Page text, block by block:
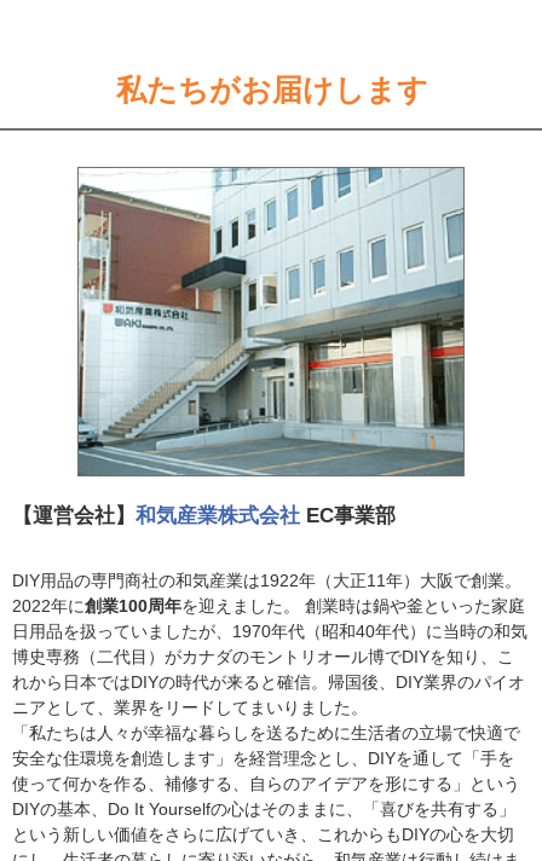
私たちがお届けします
【運営会社】 和気産業株式会社 EC事業部
DIY用品の専門商社の和気産業は1922年（大正11年）大阪で創業。
2022年に創業100周年を迎えました。 創業時は鍋や釜といった家庭
日用品を扱っていましたが、1970年代（昭和40年代）に当時の和気
博史専務（二代目）がカナダのモントリオール博でDIYを知り、こ
れから日本ではDIYの時代が来ると確信。帰国後、DIY業界のパイオ
ニアとして、業界をリードしてまいりました。
「私たちは人々が幸福な暮らしを送るために生活者の立場で快適で
安全な住環境を創造します」を経営理念とし、DIYを通して「手を
使って何かを作る、補修する、自らのアイデアを形にする」という
DIYの基本、Do It Yourselfの心はそのままに、「喜びを共有する」
という新しい価値をさらに広げていき、これからもDIYの心を大切